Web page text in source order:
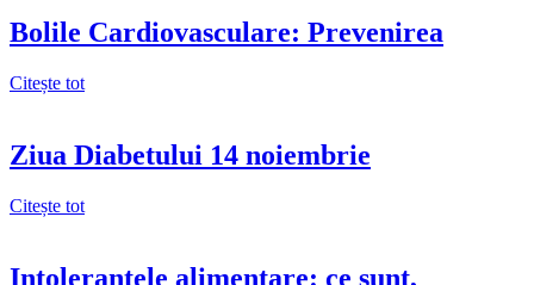
Bolile Cardiovasculare: Prevenirea
Citește tot
Ziua Diabetului 14 noiembrie
Citește tot
Intoleranțele alimentare: ce sunt,